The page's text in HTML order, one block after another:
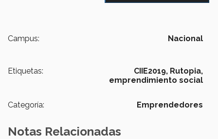
Campus: Nacional
Etiquetas: CIIE2019, Rutopia,
emprendimiento social
Categoría: Emprendedores
Notas Relacionadas